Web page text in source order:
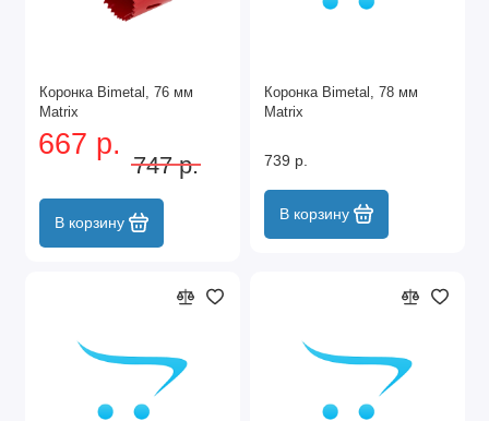
Коронка Bimetal, 76 мм
Matrix
667 р.
747 р.
В корзину
Коронка Bimetal, 78 мм
Matrix
739 р.
В корзину